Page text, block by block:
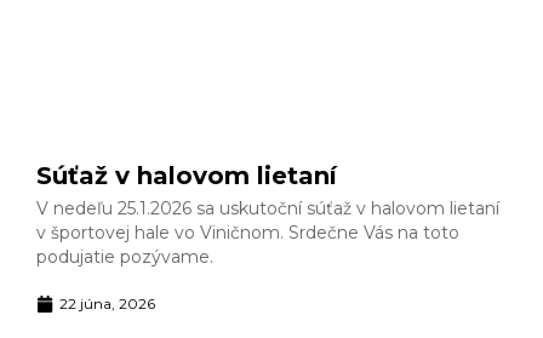
Súťaž v halovom lietaní
V nedeľu 25.1.2026 sa uskutoční súťaž v halovom lietaní
v športovej hale vo Viničnom. Srdečne Vás na toto
podujatie pozývame.
22 júna, 2026